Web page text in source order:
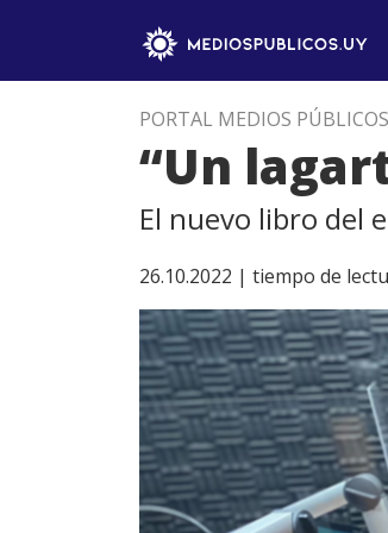
PORTAL MEDIOS PÚBLICOS
“Un
El nuevo libro del
26.10.2022 | tiempo de